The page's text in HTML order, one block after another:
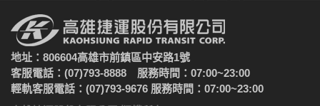
地址：806604高雄市前鎮區中安路1號
客服電話：(07)793-8888 服務時間：07:00~23:00
輕軌客服電話：(07)793-9676 服務時間：07:00~23:00